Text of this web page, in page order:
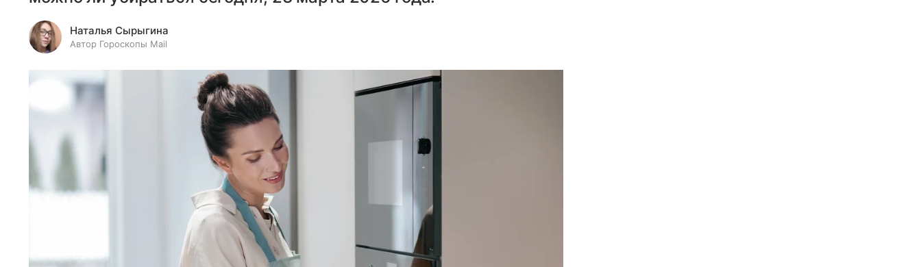
Наталья Сырыгина
Автор Гороскопы Mail